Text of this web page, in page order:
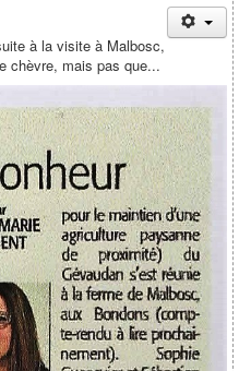
à la visite à Malbosc,
chèvre, mais pas que...